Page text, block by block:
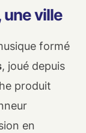
une ville
formé
, joué depuis
produit
en